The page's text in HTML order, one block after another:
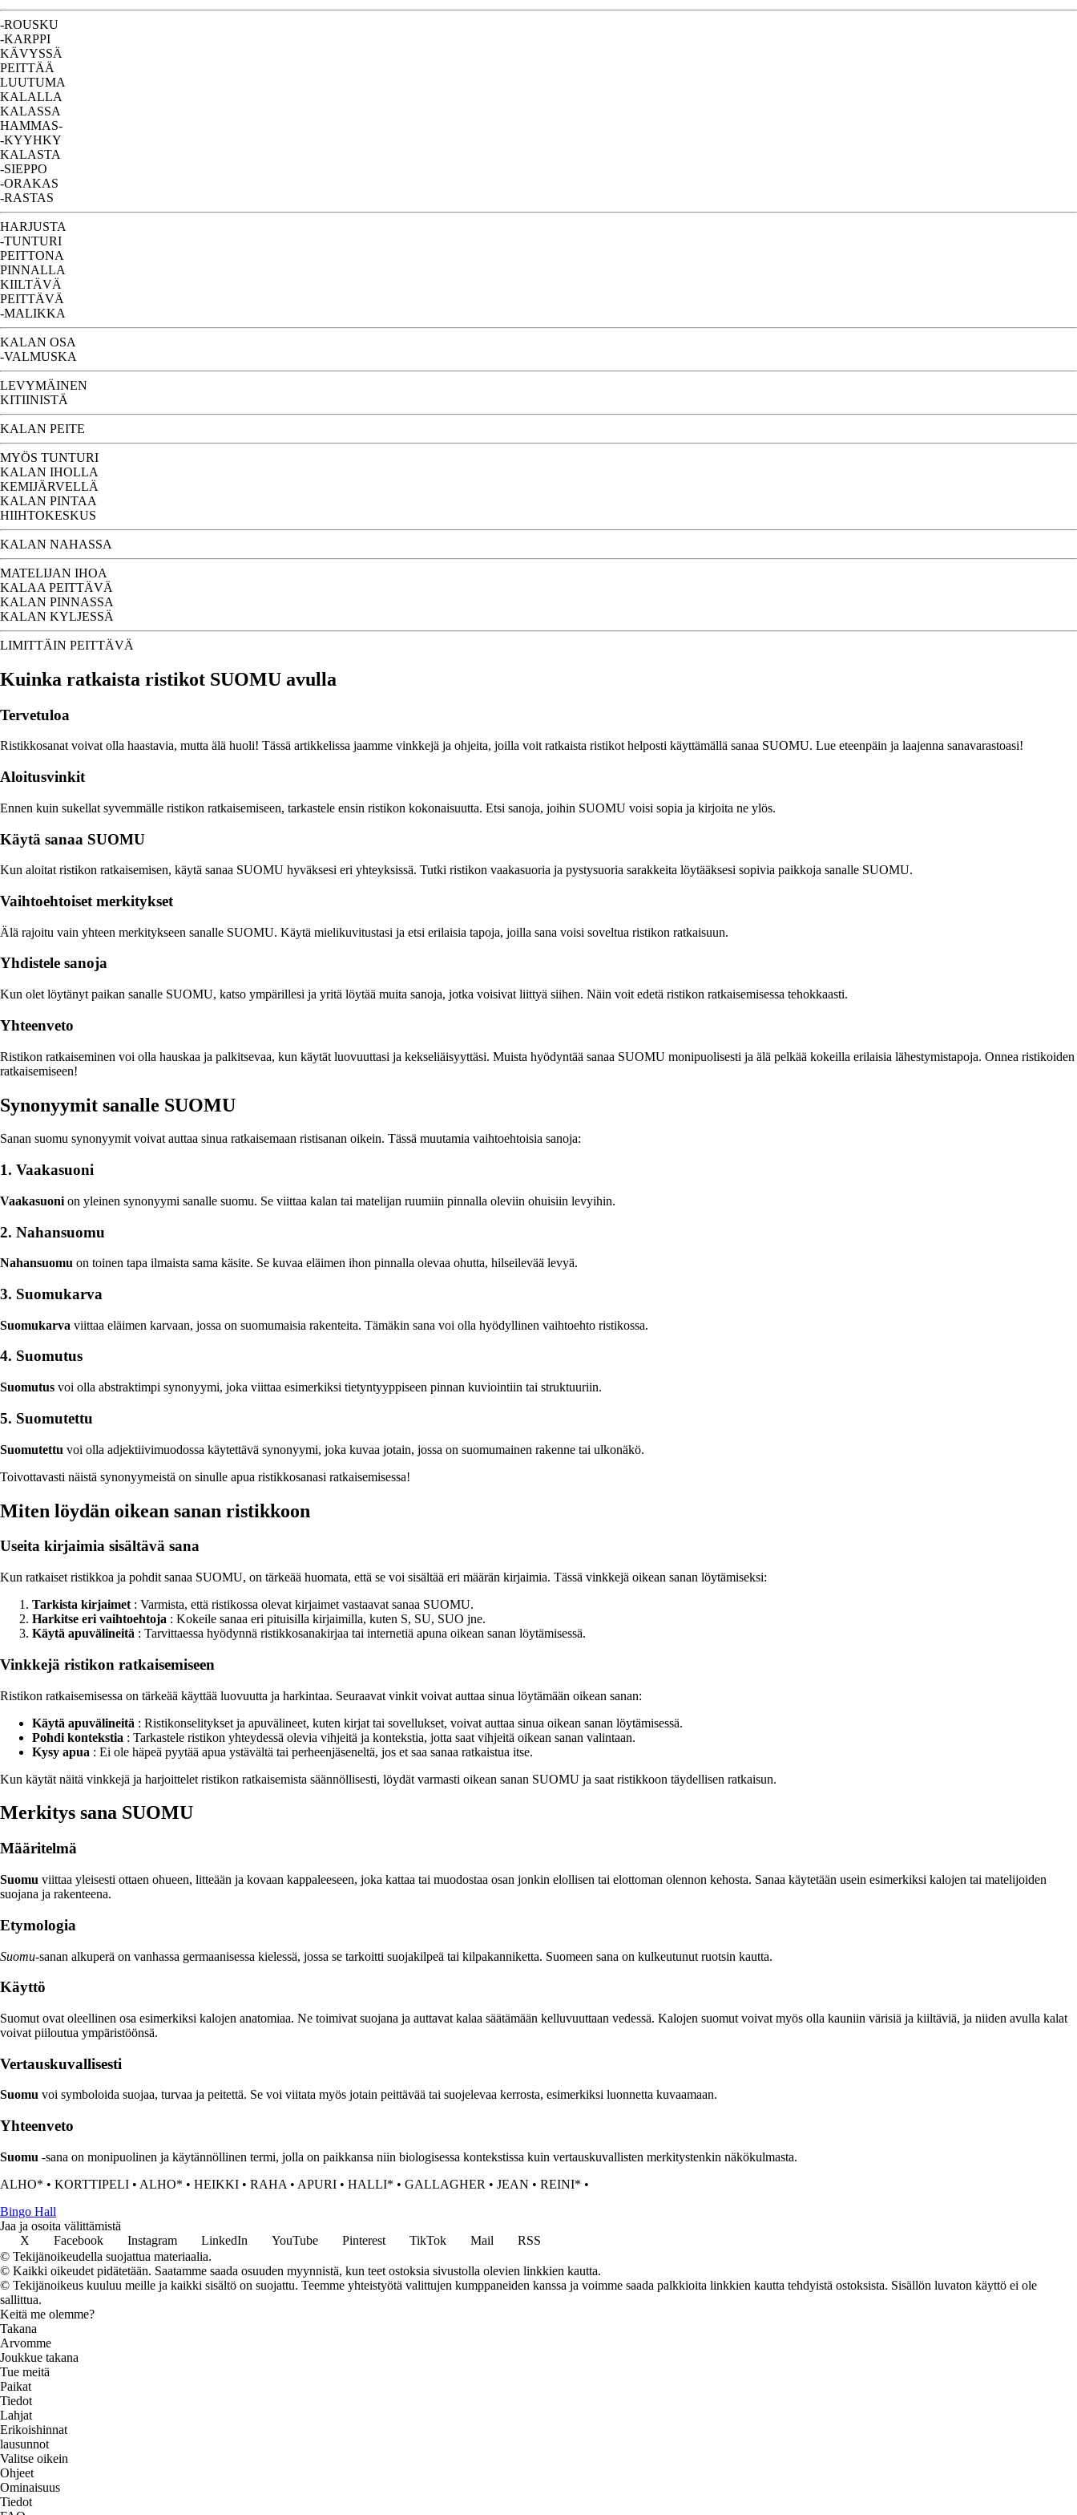
-ROUSKU
-KARPPI
KÄVYSSÄ
PEITTÄÄ
LUUTUMA
KALALLA
KALASSA
HAMMAS-
-KYYHKY
KALASTA
-SIEPPO
-ORAKAS
-RASTAS
HARJUSTA
-TUNTURI
PEITTONA
PINNALLA
KIILTÄVÄ
PEITTÄVÄ
-MALIKKA
KALAN OSA
-VALMUSKA
LEVYMÄINEN
KITIINISTÄ
KALAN PEITE
MYÖS TUNTURI
KALAN IHOLLA
KEMIJÄRVELLÄ
KALAN PINTAA
HIIHTOKESKUS
KALAN NAHASSA
MATELIJAN IHOA
KALAA PEITTÄVÄ
KALAN PINNASSA
KALAN KYLJESSÄ
LIMITTÄIN PEITTÄVÄ
Kuinka ratkaista ristikot SUOMU avulla
Tervetuloa
Ristikkosanat voivat olla haastavia, mutta älä huoli! Tässä artikkelissa jaamme vinkkejä ja ohjeita, joilla voit ratkaista ristikot helposti käyttämällä sanaa SUOMU. Lue eteenpäin ja laajenna sanavarastoasi!
Aloitusvinkit
Ennen kuin sukellat syvemmälle ristikon ratkaisemiseen, tarkastele ensin ristikon kokonaisuutta. Etsi sanoja, joihin SUOMU voisi sopia ja kirjoita ne ylös.
Käytä sanaa SUOMU
Kun aloitat ristikon ratkaisemisen, käytä sanaa SUOMU hyväksesi eri yhteyksissä. Tutki ristikon vaakasuoria ja pystysuoria sarakkeita löytääksesi sopivia paikkoja sanalle SUOMU.
Vaihtoehtoiset merkitykset
Älä rajoitu vain yhteen merkitykseen sanalle SUOMU. Käytä mielikuvitustasi ja etsi erilaisia tapoja, joilla sana voisi soveltua ristikon ratkaisuun.
Yhdistele sanoja
Kun olet löytänyt paikan sanalle SUOMU, katso ympärillesi ja yritä löytää muita sanoja, jotka voisivat liittyä siihen. Näin voit edetä ristikon ratkaisemisessa tehokkaasti.
Yhteenveto
Ristikon ratkaiseminen voi olla hauskaa ja palkitsevaa, kun käytät luovuuttasi ja kekseliäisyyttäsi. Muista hyödyntää sanaa SUOMU monipuolisesti ja älä pelkää kokeilla erilaisia lähestymistapoja. Onnea ristikoiden
ratkaisemiseen!
Synonyymit sanalle SUOMU
Sanan suomu synonyymit voivat auttaa sinua ratkaisemaan ristisanan oikein. Tässä muutamia vaihtoehtoisia sanoja:
1. Vaakasuoni
Vaakasuoni on yleinen synonyymi sanalle suomu. Se viittaa kalan tai matelijan ruumiin pinnalla oleviin ohuisiin levyihin.
2. Nahansuomu
Nahansuomu on toinen tapa ilmaista sama käsite. Se kuvaa eläimen ihon pinnalla olevaa ohutta, hilseilevää levyä.
3. Suomukarva
Suomukarva viittaa eläimen karvaan, jossa on suomumaisia rakenteita. Tämäkin sana voi olla hyödyllinen vaihtoehto ristikossa.
4. Suomutus
Suomutus voi olla abstraktimpi synonyymi, joka viittaa esimerkiksi tietyntyyppiseen pinnan kuviointiin tai struktuuriin.
5. Suomutettu
Suomutettu voi olla adjektiivimuodossa käytettävä synonyymi, joka kuvaa jotain, jossa on suomumainen rakenne tai ulkonäkö.
Toivottavasti näistä synonyymeistä on sinulle apua ristikkosanasi ratkaisemisessa!
Miten löydän oikean sanan ristikkoon
Useita kirjaimia sisältävä sana
Kun ratkaiset ristikkoa ja pohdit sanaa SUOMU, on tärkeää huomata, että se voi sisältää eri määrän kirjaimia. Tässä vinkkejä oikean sanan löytämiseksi:
Tarkista kirjaimet : Varmista, että ristikossa olevat kirjaimet vastaavat sanaa SUOMU.
Harkitse eri vaihtoehtoja : Kokeile sanaa eri pituisilla kirjaimilla, kuten S, SU, SUO jne.
Käytä apuvälineitä : Tarvittaessa hyödynnä ristikkosanakirjaa tai internetiä apuna oikean sanan löytämisessä.
Vinkkejä ristikon ratkaisemiseen
Ristikon ratkaisemisessa on tärkeää käyttää luovuutta ja harkintaa. Seuraavat vinkit voivat auttaa sinua löytämään oikean sanan:
Käytä apuvälineitä : Ristikonselitykset ja apuvälineet, kuten kirjat tai sovellukset, voivat auttaa sinua oikean sanan löytämisessä.
Pohdi kontekstia : Tarkastele ristikon yhteydessä olevia vihjeitä ja kontekstia, jotta saat vihjeitä oikean sanan valintaan.
Kysy apua : Ei ole häpeä pyytää apua ystävältä tai perheenjäseneltä, jos et saa sanaa ratkaistua itse.
Kun käytät näitä vinkkejä ja harjoittelet ristikon ratkaisemista säännöllisesti, löydät varmasti oikean sanan SUOMU ja saat ristikkoon täydellisen ratkaisun.
Merkitys sana SUOMU
Määritelmä
Suomu viittaa yleisesti ottaen ohueen, litteään ja kovaan kappaleeseen, joka kattaa tai muodostaa osan jonkin elollisen tai elottoman olennon kehosta. Sanaa käytetään usein esimerkiksi kalojen tai matelijoiden
suojana ja rakenteena.
Etymologia
Suomu-sanan alkuperä on vanhassa germaanisessa kielessä, jossa se tarkoitti suojakilpeä tai kilpakanniketta. Suomeen sana on kulkeutunut ruotsin kautta.
Käyttö
Suomut ovat oleellinen osa esimerkiksi kalojen anatomiaa. Ne toimivat suojana ja auttavat kalaa säätämään kelluvuuttaan vedessä. Kalojen suomut voivat myös olla kauniin värisiä ja kiiltäviä, ja niiden avulla kalat
voivat piiloutua ympäristöönsä.
Vertauskuvallisesti
Suomu voi symboloida suojaa, turvaa ja peitettä. Se voi viitata myös jotain peittävää tai suojelevaa kerrosta, esimerkiksi luonnetta kuvaamaan.
Yhteenveto
Suomu -sana on monipuolinen ja käytännöllinen termi, jolla on paikkansa niin biologisessa kontekstissa kuin vertauskuvallisten merkitystenkin näkökulmasta.
ALHO* • KORTTIPELI • ALHO* • HEIKKI • RAHA • APURI • HALLI* • GALLAGHER • JEAN • REINI* •
Bingo Hall
Jaa ja osoita välittämistä
X
Facebook Instagram LinkedIn YouTube Pinterest TikTok Mail
RSS
© Tekijänoikeudella suojattua materiaalia.
© Kaikki oikeudet pidätetään. Saatamme saada osuuden myynnistä, kun teet ostoksia sivustolla olevien linkkien kautta.
© Tekijänoikeus kuuluu meille ja kaikki sisältö on suojattu. Teemme yhteistyötä valittujen kumppaneiden kanssa ja voimme saada palkkioita linkkien kautta tehdyistä ostoksista. Sisällön luvaton käyttö ei ole
sallittua.
Keitä me olemme?
Takana
Arvomme
Joukkue takana
Tue meitä
Paikat
Tiedot
Lahjat
Erikoishinnat
lausunnot
Valitse oikein
Ohjeet
Ominaisuus
Tiedot